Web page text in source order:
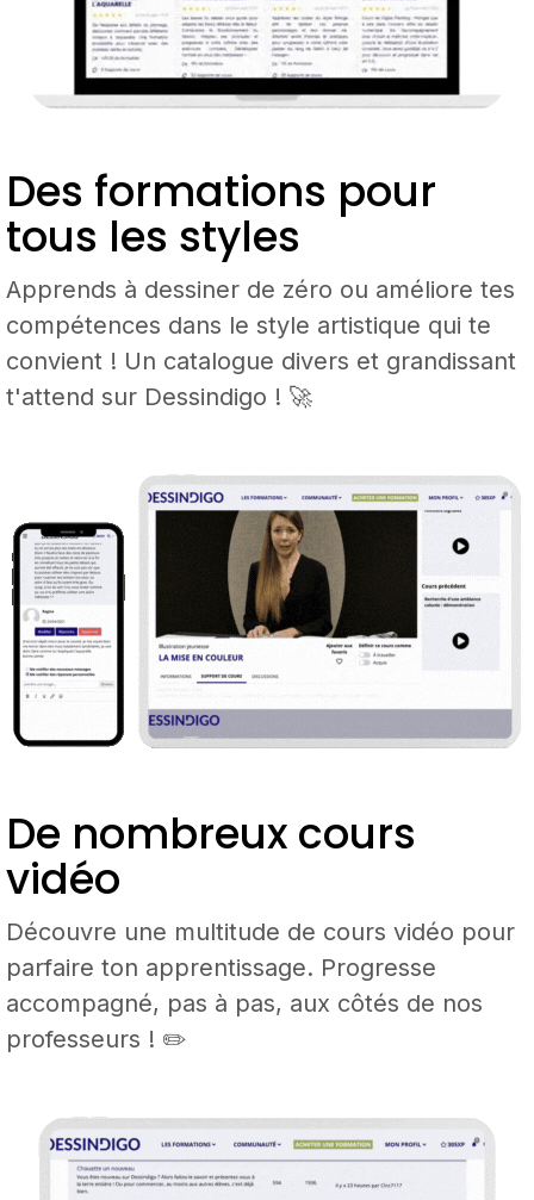
Des formations pour
tous les styles
Apprends à dessiner de zéro ou améliore tes
compétences dans le style artistique qui te
convient ! Un catalogue divers et grandissant
t'attend sur Dessindigo ! 🚀
De nombreux cours
vidéo
Découvre une multitude de cours vidéo pour
parfaire ton apprentissage. Progresse
accompagné, pas à pas, aux côtés de nos
professeurs ! ✏️